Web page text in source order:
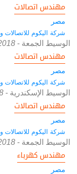
مهندس اتصالات
مصر
شركة اليكوم
الوسيط الجمعة -
مهندس اتصالات
مصر
شركة اليكوم
الوسيط الإسكندرية -
مهندس اتصالات
مصر
شركة اليكوم
الوسيط الجمعة -
مهندس كهرباء
مصر